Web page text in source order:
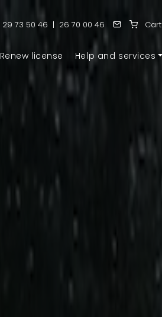
29 73 50 46 | 26 70 00 46 Cart
Renew license Help and services